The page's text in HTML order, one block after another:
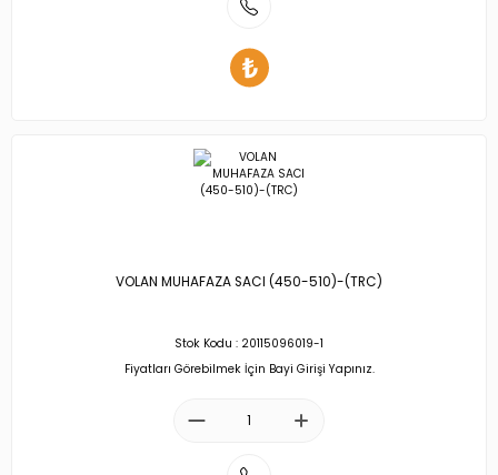
VOLAN MUHAFAZA SACI (450-510)-(TRC)
Stok Kodu : 20115096019-1
Fiyatları Görebilmek İçin Bayi Girişi Yapınız.